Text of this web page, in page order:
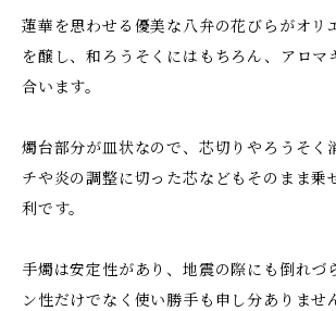
蓮華を思わせる優美な八弁の花びらがオリ
を醸し、和ろうそくにはもちろん、アロマ
合います。
燭台部分が皿状なので、芯切りやろうそく
チや炎の調整に切った芯などもそのまま乗
利です。
手燭は安定性があり、地震の際にも倒れづ
ン性だけでなく使い勝手も申し分ありませ